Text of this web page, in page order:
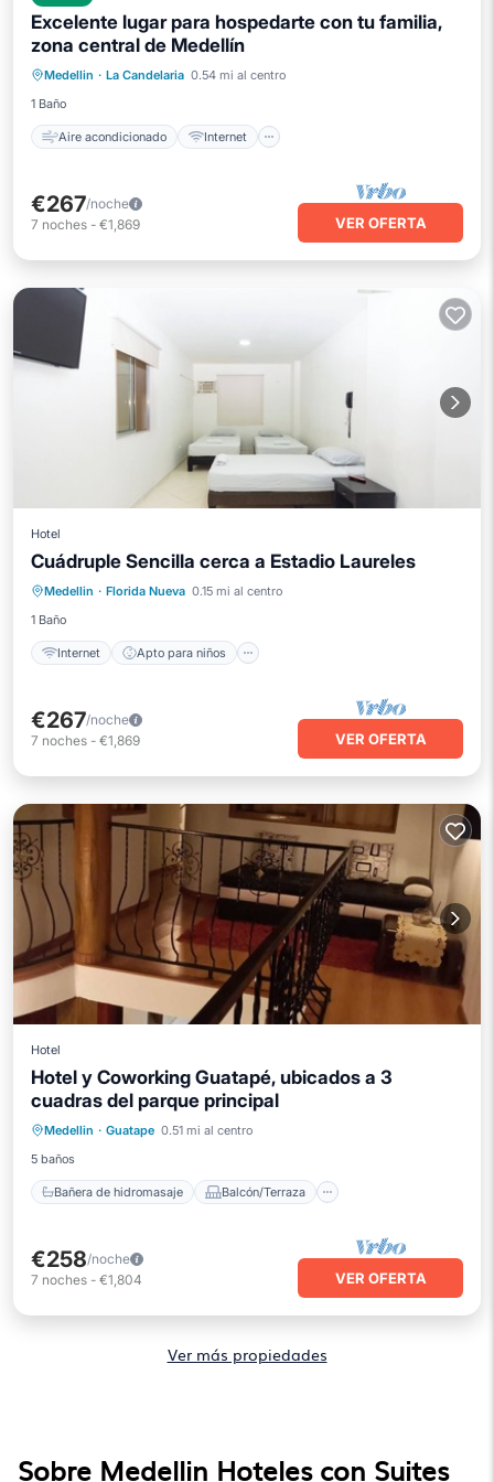
Excelente lugar para hospedarte con tu familia,
zona central de Medellín
Medellin · La Candelaria 0.54 mi al centro
1 Baño
Aire acondicionado Internet
Aire acondicionado
Apto para niños
Ropa de cama
€267/noche
7 noches - €1,869 VER OFERTA
Hotel
Cuádruple Sencilla cerca a Estadio Laureles
Medellin · Florida Nueva 0.15 mi al centro
1 Baño
Internet Apto para niños
Internet
Apto para niños
Ropa de cama
Seguridad/Protección
€267/noche
7 noches - €1,869 VER OFERTA
Hotel
Hotel y Coworking Guatapé, ubicados a 3
cuadras del parque principal
Medellin · Guatape 0.51 mi al centro
5 baños
Bañera de hidromasaje Balcón/Terraza
Bañera de hidromasaje
Cocina
Internet
€258/noche
7 noches - €1,804 VER OFERTA
Ver más propiedades
Sobre Medellin Hoteles con Suites